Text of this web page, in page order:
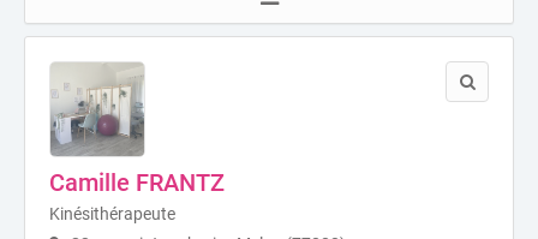
Camille FRANTZ
Kinésithérapeute